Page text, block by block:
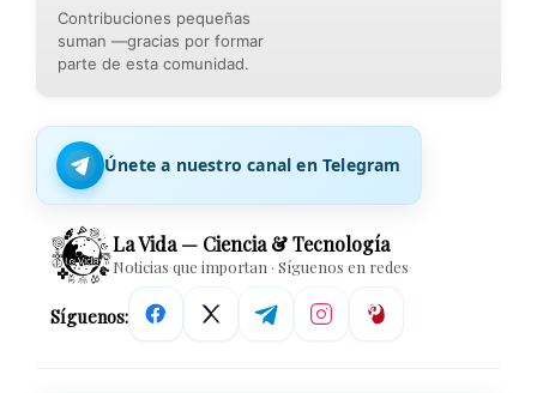
Contribuciones pequeñas
suman —gracias por formar
parte de esta comunidad.
Únete a nuestro canal en Telegram
La Vida — Ciencia & Tecnología
Noticias que importan · Síguenos en redes
Síguenos: